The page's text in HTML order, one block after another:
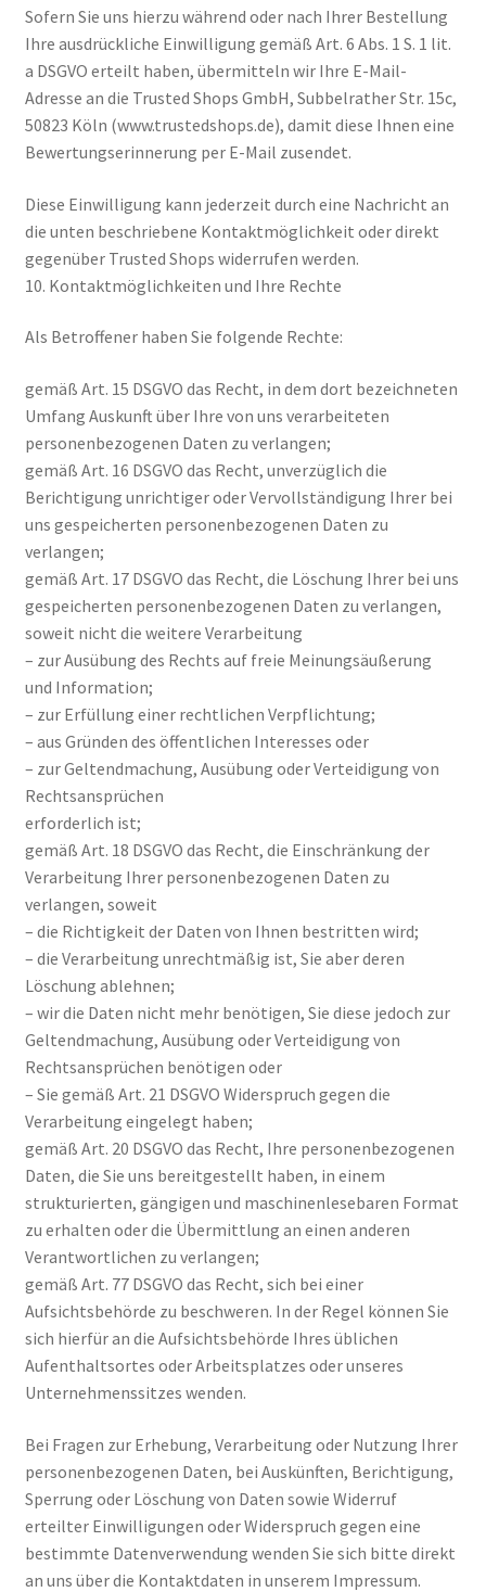
Sofern Sie uns hierzu während oder nach Ihrer Bestellung
Ihre ausdrückliche Einwilligung gemäß Art. 6 Abs. 1 S. 1 lit.
a DSGVO erteilt haben, übermitteln wir Ihre E-Mail-
Adresse an die Trusted Shops GmbH, Subbelrather Str. 15c,
50823 Köln (www.trustedshops.de), damit diese Ihnen eine
Bewertungserinnerung per E-Mail zusendet.
Diese Einwilligung kann jederzeit durch eine Nachricht an
die unten beschriebene Kontaktmöglichkeit oder direkt
gegenüber Trusted Shops widerrufen werden.
10. Kontaktmöglichkeiten und Ihre Rechte
Als Betroffener haben Sie folgende Rechte:
gemäß Art. 15 DSGVO das Recht, in dem dort bezeichneten
Umfang Auskunft über Ihre von uns verarbeiteten
personenbezogenen Daten zu verlangen;
gemäß Art. 16 DSGVO das Recht, unverzüglich die
Berichtigung unrichtiger oder Vervollständigung Ihrer bei
uns gespeicherten personenbezogenen Daten zu
verlangen;
gemäß Art. 17 DSGVO das Recht, die Löschung Ihrer bei uns
gespeicherten personenbezogenen Daten zu verlangen,
soweit nicht die weitere Verarbeitung
– zur Ausübung des Rechts auf freie Meinungsäußerung
und Information;
– zur Erfüllung einer rechtlichen Verpflichtung;
– aus Gründen des öffentlichen Interesses oder
– zur Geltendmachung, Ausübung oder Verteidigung von
Rechtsansprüchen
erforderlich ist;
gemäß Art. 18 DSGVO das Recht, die Einschränkung der
Verarbeitung Ihrer personenbezogenen Daten zu
verlangen, soweit
– die Richtigkeit der Daten von Ihnen bestritten wird;
– die Verarbeitung unrechtmäßig ist, Sie aber deren
Löschung ablehnen;
– wir die Daten nicht mehr benötigen, Sie diese jedoch zur
Geltendmachung, Ausübung oder Verteidigung von
Rechtsansprüchen benötigen oder
– Sie gemäß Art. 21 DSGVO Widerspruch gegen die
Verarbeitung eingelegt haben;
gemäß Art. 20 DSGVO das Recht, Ihre personenbezogenen
Daten, die Sie uns bereitgestellt haben, in einem
strukturierten, gängigen und maschinenlesebaren Format
zu erhalten oder die Übermittlung an einen anderen
Verantwortlichen zu verlangen;
gemäß Art. 77 DSGVO das Recht, sich bei einer
Aufsichtsbehörde zu beschweren. In der Regel können Sie
sich hierfür an die Aufsichtsbehörde Ihres üblichen
Aufenthaltsortes oder Arbeitsplatzes oder unseres
Unternehmenssitzes wenden.
Bei Fragen zur Erhebung, Verarbeitung oder Nutzung Ihrer
personenbezogenen Daten, bei Auskünften, Berichtigung,
Sperrung oder Löschung von Daten sowie Widerruf
erteilter Einwilligungen oder Widerspruch gegen eine
bestimmte Datenverwendung wenden Sie sich bitte direkt
an uns über die Kontaktdaten in unserem Impressum.